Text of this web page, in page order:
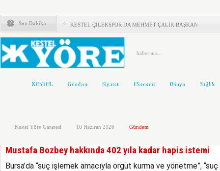
Son Dakika KESTEL ÇİLEKSPOR DA MEHMET ÇALIK BAŞKAN
Kestel’de Eğitim Caddesi baştan sona yenilendi
Türkiye Yeni Bir siyasi Dönemin Eşiğinde
Karacabey ve Mustafakemalpaşa’da yollar yenileniyor
MHP’DE AHMET ERASLAN GÜVEN TAZELEDİ
KESTEL Gündem Siyaset Ekonomi Dünya Sağlık
Kestel Yöre Gazetesi 10 Haziran 2026 Gündem
Mustafa Bozbey hakkında 402 yıla kadar hapis istemi
Bursa’da “suç işlemek amacıyla örgüt kurma ve yönetme”,